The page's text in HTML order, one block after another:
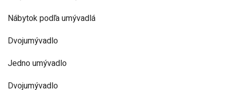
Nábytok podľa umývadlá
Dvojumývadlo
Jedno umývadlo
Dvojumývadlo